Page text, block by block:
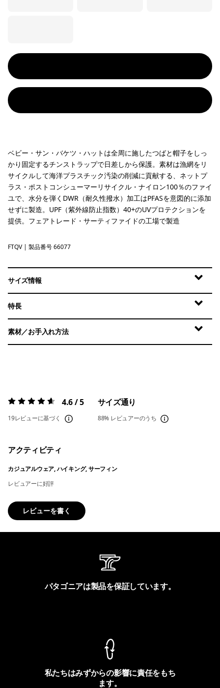
ベビー・サン・バケツ・ハットは全周に施したつばと帽子をしっ
かり固定するチンストラップで日差しから保護。素材は漁網をリ
サイクルして海洋プラスチック汚染の削減に貢献する、ネットプ
ラス・ポストコンシューマーリサイクル・ナイロン100％のファイ
ユで、水分を弾くDWR（耐久性撥水）加工はPFASを意図的に添加
せずに製造。UPF（紫外線防止指数）40+のUVプロテクションを
提供。フェアトレード・サーティファイドの工場で製造
Fruity Times: Quiet Violet
FTQV | 製品番号 66077
サイズ情報
特長
素材／お手入れ方法
評価:4.6 / 5 4.6 / 5
19レビューに基づく
サイズ通り
88% レビュアーのうち
アクティビティ
カジュアルウェア, ハイキング, サーフィン
レビュアーに好評
レビューを書く
パタゴニアは製品を保証しています。
私たちはみずからの影響に責任をもち
ます。